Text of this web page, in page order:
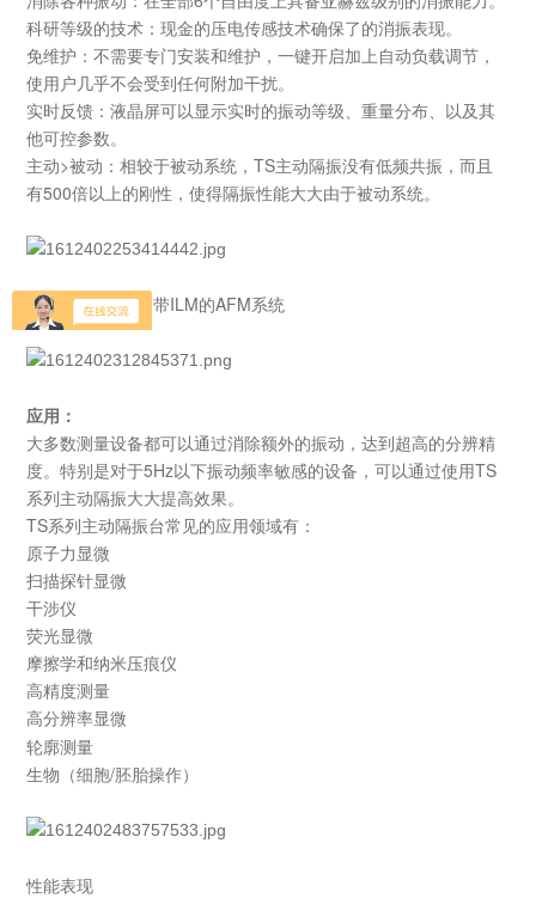
科研等级的技术：现金的压电传感技术确保了的消振表现。
免维护：不需要专门安装和维护，一键开启加上自动负载调节，
使用户几乎不会受到任何附加干扰。
实时反馈：液晶屏可以显示实时的振动等级、重量分布、以及其
他可控参数。
主动>被动：相较于被动系统，TS主动隔振没有低频共振，而且
有500倍以上的刚性，使得隔振性能大大由于被动系统。
置于TS隔振台上 带ILM的AFM系统
应用：
大多数测量设备都可以通过消除额外的振动，达到超高的分辨精
度。特别是对于5Hz以下振动频率敏感的设备，可以通过使用TS
系列主动隔振大大提高效果。
TS系列主动隔振台常见的应用领域有：
原子力显微
扫描探针显微
干涉仪
荧光显微
摩擦学和纳米压痕仪
高精度测量
高分辨率显微
轮廓测量
生物（细胞/胚胎操作）
性能表现